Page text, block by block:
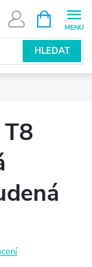
HLEDAT
NÁKUPNÍ
KOŠÍK